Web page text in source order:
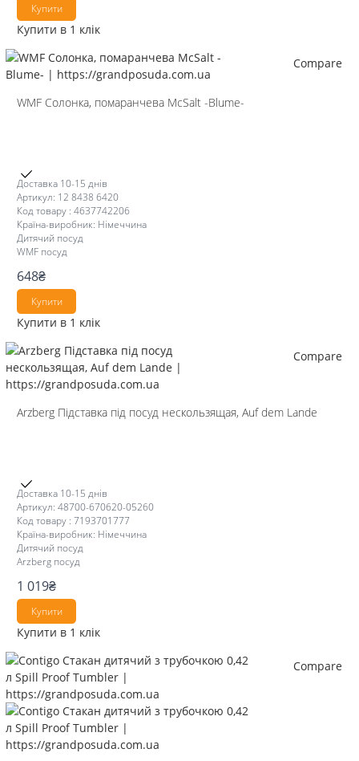
Купити
Купити в 1 клік
Compare
WMF Солонка, помаранчева McSalt -Blume-
Доставка 10-15 днів
Артикул: 12 8438 6420
Код товару : 4637742206
Країна-виробник: Німеччина
Дитячий посуд
WMF посуд
648₴
Купити
Купити в 1 клік
Compare
Arzberg Підставка під посуд нескользящая, Auf dem Lande
Доставка 10-15 днів
Артикул: 48700-670620-05260
Код товару : 7193701777
Країна-виробник: Німеччина
Дитячий посуд
Arzberg посуд
1 019₴
Купити
Купити в 1 клік
Compare